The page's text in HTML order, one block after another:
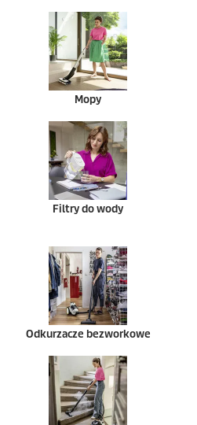
Mopy
Filtry do wody
Odkurzacze bezworkowe